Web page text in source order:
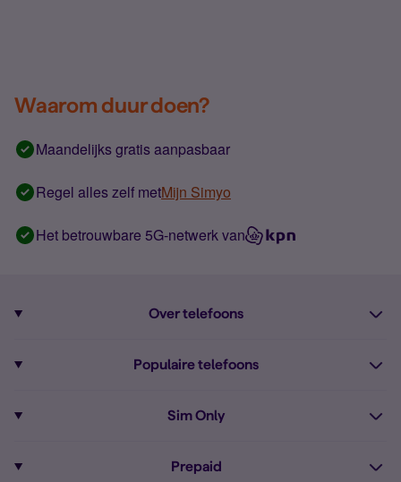
Waarom duur doen?
Maandelijks gratis aanpasbaar
Regel alles zelf metMijn Simyo
Het betrouwbare 5G-netwerk van
Over telefoons
Alle telefoons
Populaire telefoons
iPhone 16
Sim Only
Prepaid